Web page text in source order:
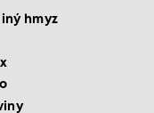
hmyz